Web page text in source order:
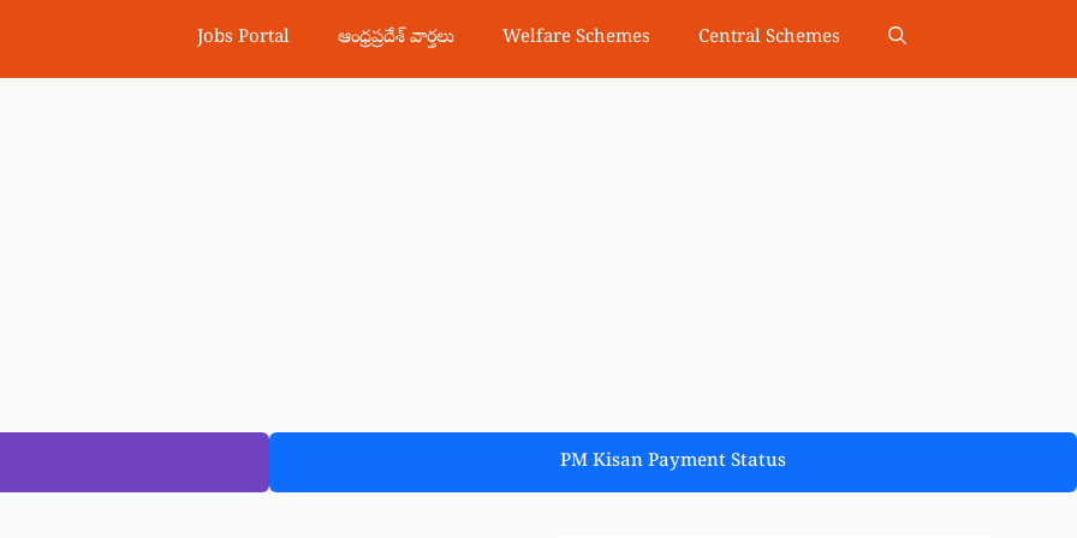
Jobs Portal ఆంధ్రప్రదేశ్ వార్తలు Welfare Schemes Central Schemes
PM Kisan Payment Status